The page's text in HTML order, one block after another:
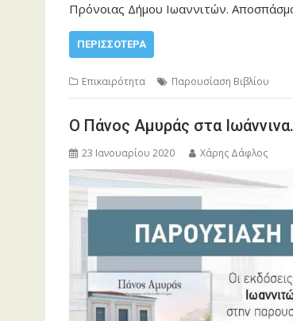
Πρόνοιας Δήμου Ιωαννιτών.
ΠΕΡΙΣΣΌΤΕΡΑ
Επικαιρότητα Παρουσίαση Βιβλίου
Ο Πάνος Αμυράς στα Ιωάννινα.
23 Ιανουαρίου 2020 Χάρης Δάφλος